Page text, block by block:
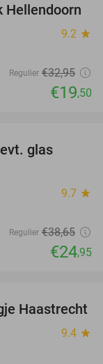
41%
Hellendoorn
9.2 star
Regulier €32,95
€19,50
glas
9.7 star
Regulier €38,65
€24,95
12%
Haastrecht
9.4 star